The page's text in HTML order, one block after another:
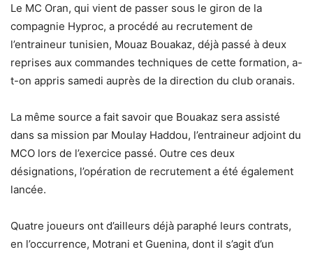
Le MC Oran, qui vient de passer sous le giron de la
compagnie Hyproc, a procédé au recrutement de
l’entraineur tunisien, Mouaz Bouakaz, déjà passé à deux
reprises aux commandes techniques de cette formation, a-
t-on appris samedi auprès de la direction du club oranais.
La même source a fait savoir que Bouakaz sera assisté
dans sa mission par Moulay Haddou, l’entraineur adjoint du
MCO lors de l’exercice passé. Outre ces deux
désignations, l’opération de recrutement a été également
lancée.
Quatre joueurs ont d’ailleurs déjà paraphé leurs contrats,
en l’occurrence, Motrani et Guenina, dont il s’agit d’un